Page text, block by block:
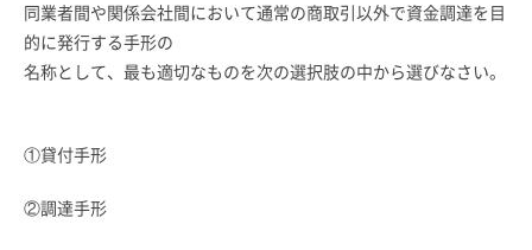
同業者間や関係会社間において通常の商取引以外で資金調達を目
的に発行する手形の
名称として、最も適切なものを次の選択肢の中から選びなさい。
①貸付手形
②調達手形